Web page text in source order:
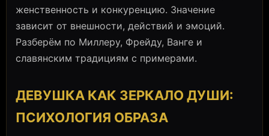
женственность и конкуренцию. Значение
зависит от внешности, действий и эмоций.
Разберём по Миллеру, Фрейду, Ванге и
славянским традициям с примерами.
ДЕВУШКА КАК ЗЕРКАЛО ДУШИ:
ПСИХОЛОГИЯ ОБРАЗА